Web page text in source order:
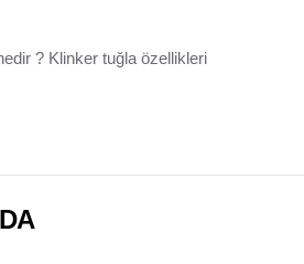
? Klinker tuğla özellikleri